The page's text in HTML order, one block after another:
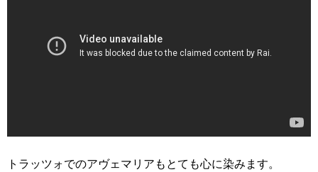
トラッツォでのアヴェマリアもとても心に染みます。